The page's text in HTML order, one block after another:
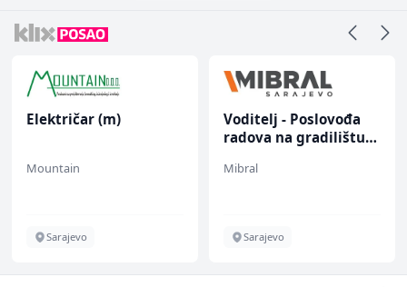
Električar (m)
Mountain
Sarajevo
Voditelj - Poslovođa
radova na gradilištu
Mibral
Sarajevo